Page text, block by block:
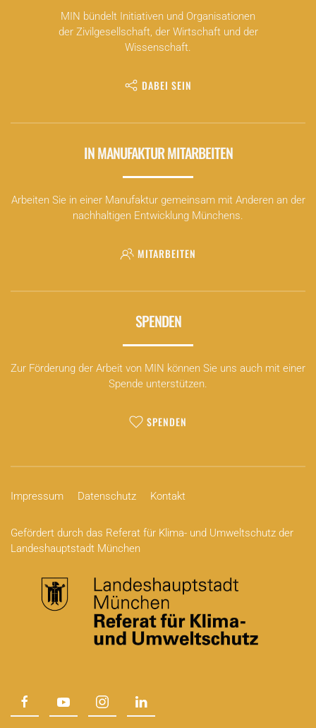
MIN bündelt Initiativen und Organisationen
der Zivilgesellschaft, der Wirtschaft und der
Wissenschaft.
DABEI SEIN
IN MANUFAKTUR MITARBEITEN
Arbeiten Sie in einer Manufaktur gemeinsam mit Anderen an der
nachhaltigen Entwicklung Münchens.
MITARBEITEN
SPENDEN
Zur Förderung der Arbeit von MIN können Sie uns auch mit einer
Spende unterstützen.
SPENDEN
Impressum Datenschutz Kontakt
Gefördert durch das Referat für Klima- und Umweltschutz der
Landeshauptstadt München